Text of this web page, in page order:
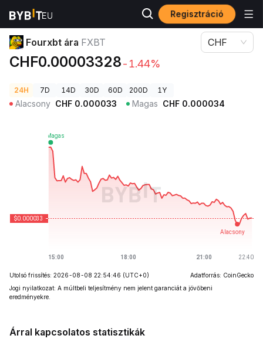
Regisztráció
Kriptovaluta árak
Fourxbt ára FXBT
CHF0.00003328-1.44%
CHF
24H 7D 14D 30D 60D 200D 1Y
Alacsony CHF 0.000033 Magas CHF 0.000034
Utolsó frissítés: 2026-08-08 22:54:46 (UTC+0)
Adatforrás: CoinGecko
Jogi nyilatkozat: A múltbeli teljesítmény nem jelent garanciát a jövőbeni
eredményekre.
Árral kapcsolatos statisztikák